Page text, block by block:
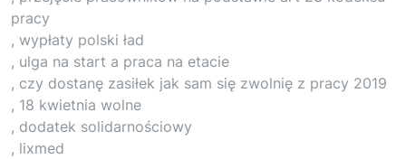
pracy
, wypłaty polski ład
, ulga na start a praca na etacie
, czy dostanę zasiłek jak sam się zwolnię z pracy 2019
, 18 kwietnia wolne
, dodatek solidarnościowy
, lixmed